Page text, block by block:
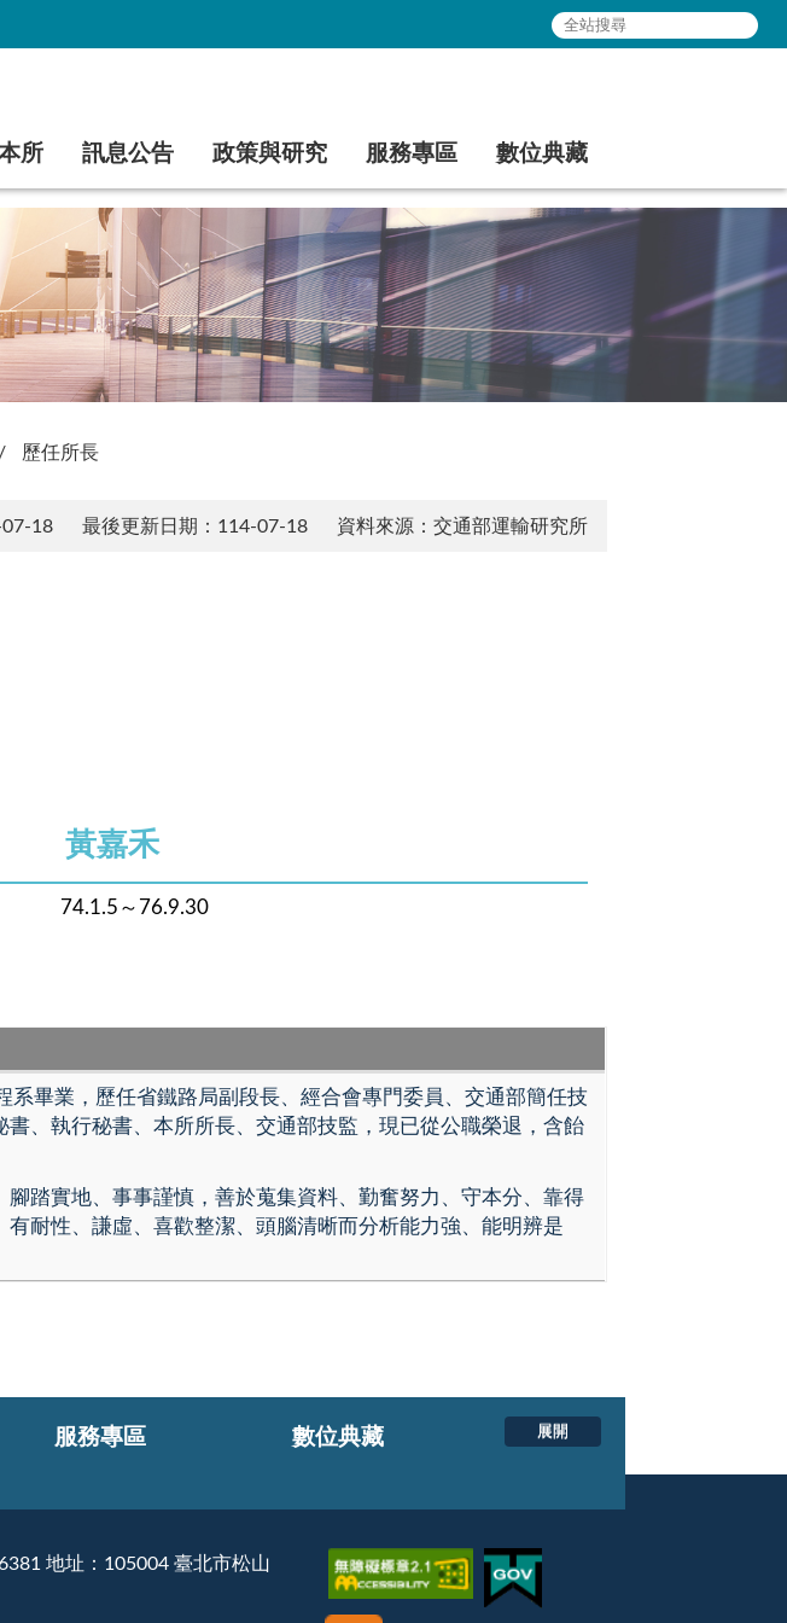
所 訊息公告 政策與研究 服務專區 數位典藏
歷任所長
18 最後更新日期：114-07-18 資料來源：交通部運輸研究所
黃嘉禾
74.1.5～76.9.30
系畢業，歷任省鐵路局副段長、經合會專門委員、交通部簡任技
書、執行秘書、本所所長、交通部技監，現已從公職榮退，含飴
腳踏實地、事事謹慎，善於蒐集資料、勤奮努力、守本分、靠得
耐性、謙虛、喜歡整潔、頭腦清晰而分析能力強、能明辨是
展開
服務專區 數位典藏
地址：105004 臺北市松山